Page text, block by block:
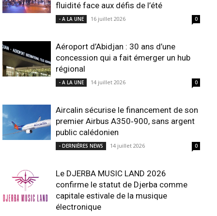
fluidité face aux défis de l’été
- A LA UNE 16 juillet 2026 0
Aéroport d’Abidjan : 30 ans d’une
concession qui a fait émerger un hub
régional
- A LA UNE 14 juillet 2026 0
Aircalin sécurise le financement de son
premier Airbus A350‑900, sans argent
public calédonien
- DERNIÈRES NEWS 14 juillet 2026 0
Le DJERBA MUSIC LAND 2026
confirme le statut de Djerba comme
capitale estivale de la musique
électronique